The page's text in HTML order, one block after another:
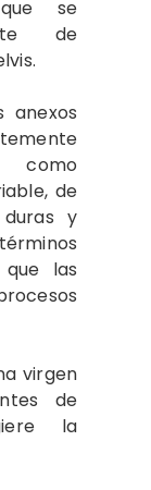
se
de
anexos
como
de
y
que las
virgen
de
la